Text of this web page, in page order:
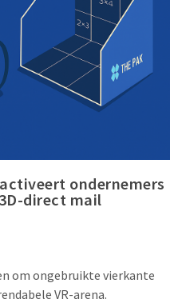
ondernemers
direct mail
om ongebruikte vierkante
VR-arena.